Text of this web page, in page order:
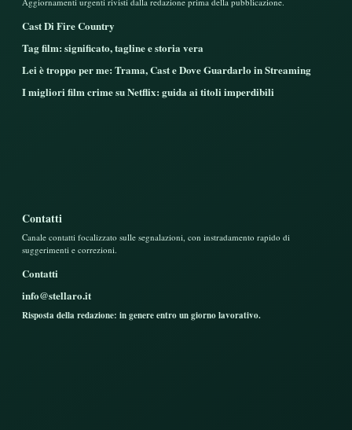
Cast Di Fire Country
Tag film: significato, tagline e storia vera
Lei è troppo per me: Trama, Cast e Dove Guardarlo in Streaming
I migliori film crime su Netflix: guida ai titoli imperdibili
Contatti
Canale contatti focalizzato sulle segnalazioni, con instradamento rapido di
suggerimenti e correzioni.
Contatti
info@stellaro.it
Risposta della redazione: in genere entro un giorno lavorativo.